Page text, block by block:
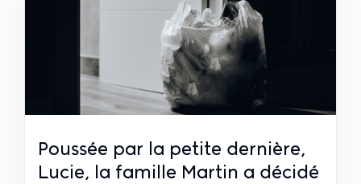
Poussée par la petite dernière,
Lucie, la famille Martin a décidé